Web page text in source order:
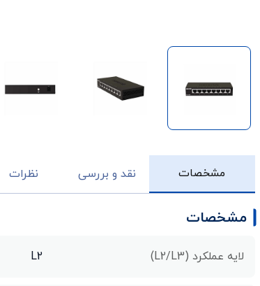
مشخصات نقد و بررسی نظرات
مشخصات
لایه عملکرد (L2/L3) L2